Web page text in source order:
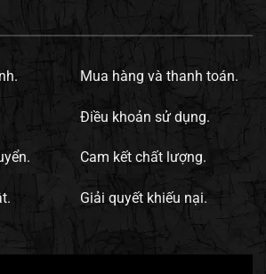
Mua hàng và thanh toán.
Điều khoản sử dụng.
Cam kết chất lượng.
Giải quyết khiếu nại.